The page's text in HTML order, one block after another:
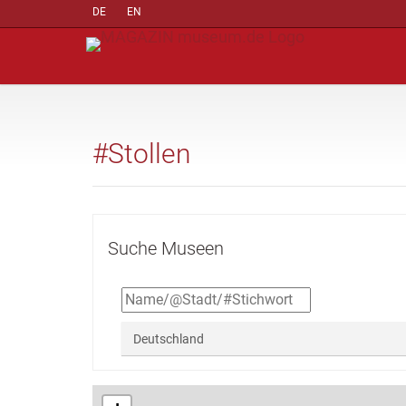
DE EN
#Stollen
Suche Museen